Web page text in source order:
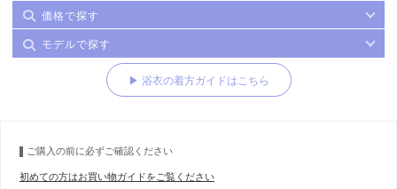
価格で探す
モデルで探す
▶ 浴衣の着方ガイドはこちら
ご購入の前に必ずご確認ください
初めての方はお買い物ガイドをご覧ください